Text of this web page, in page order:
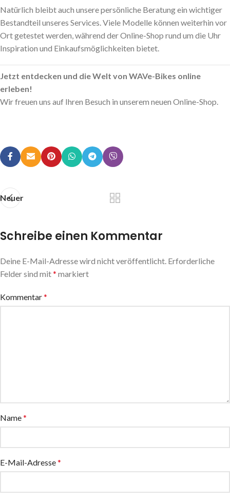
Natürlich bleibt auch unsere persönliche Beratung ein wichtiger
Bestandteil unseres Services. Viele Modelle können weiterhin vor
Ort getestet werden, während der Online-Shop rund um die Uhr
Inspiration und Einkaufsmöglichkeiten bietet.
Jetzt entdecken und die Welt von WAVe-Bikes online
erleben!
Wir freuen uns auf Ihren Besuch in unserem neuen Online-Shop.
Neuer
Schreibe einen Kommentar
Deine E-Mail-Adresse wird nicht veröffentlicht. Erforderliche
Felder sind mit* markiert
Kommentar*
Name*
E-Mail-Adresse*